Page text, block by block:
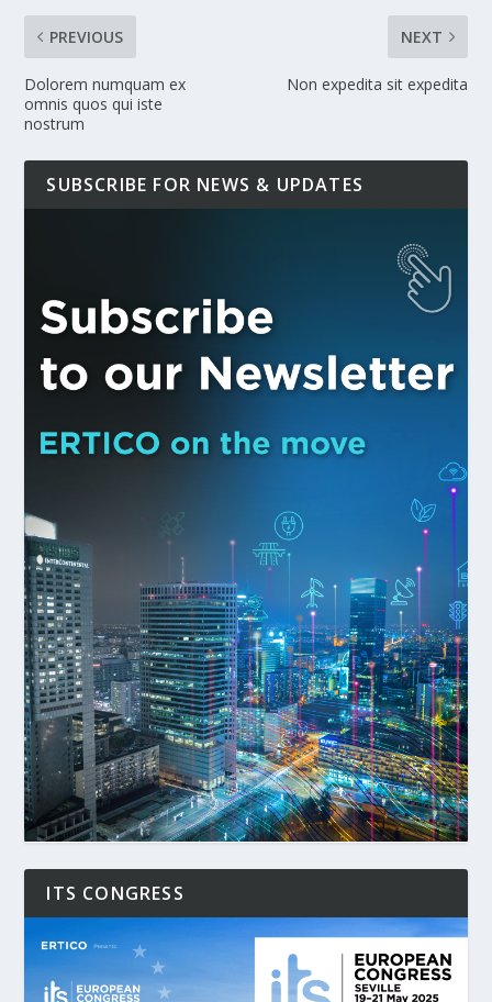
PREVIOUS
Dolorem numquam ex
omnis quos qui iste
nostrum
NEXT
Non expedita sit expedita
SUBSCRIBE FOR NEWS & UPDATES
ITS CONGRESS